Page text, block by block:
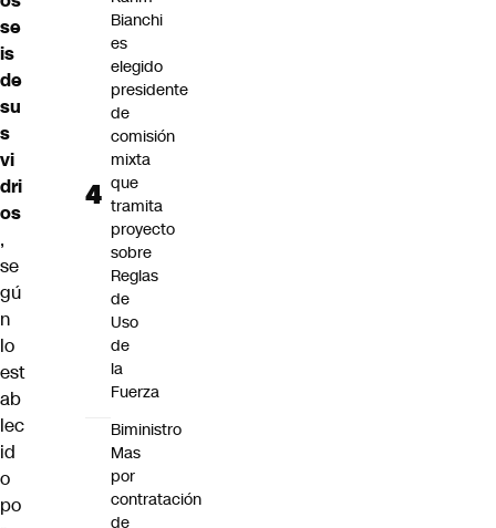
se
is
de
su
s
vi
dri
os
,
se
gú
n
lo
est
ab
lec
id
o
po
Bianchi
es
elegido
presidente
de
comisión
mixta
que
tramita
proyecto
sobre
Reglas
de
Uso
de
la
Fuerza
Biministro
Mas
por
contratación
de